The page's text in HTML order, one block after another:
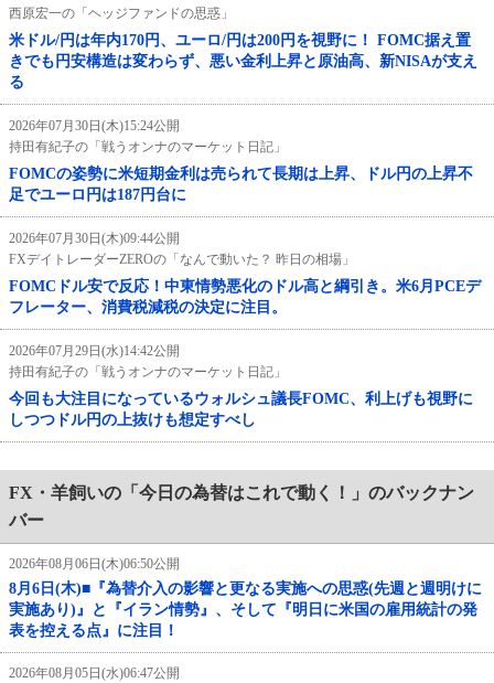
西原宏一の「ヘッジファンドの思惑」
米ドル/円は年内170円、ユーロ/円は200円を視野に！ FOMC据え置
きでも円安構造は変わらず、悪い金利上昇と原油高、新NISAが支え
る
2026年07月30日(木)15:24公開
持田有紀子の「戦うオンナのマーケット日記」
FOMCの姿勢に米短期金利は売られて長期は上昇、ドル円の上昇不
足でユーロ円は187円台に
2026年07月30日(木)09:44公開
FXデイトレーダーZEROの「なんで動いた？ 昨日の相場」
FOMCドル安で反応！中東情勢悪化のドル高と綱引き。米6月PCEデ
フレーター、消費税減税の決定に注目。
2026年07月29日(水)14:42公開
持田有紀子の「戦うオンナのマーケット日記」
今回も大注目になっているウォルシュ議長FOMC、利上げも視野に
しつつドル円の上抜けも想定すべし
FX・羊飼いの「今日の為替はこれで動く！」のバックナン
バー
2026年08月06日(木)06:50公開
8月6日(木)■『為替介入の影響と更なる実施への思惑(先週と週明けに
実施あり)』と『イラン情勢』、そして『明日に米国の雇用統計の発
表を控える点』に注目！
2026年08月05日(水)06:47公開